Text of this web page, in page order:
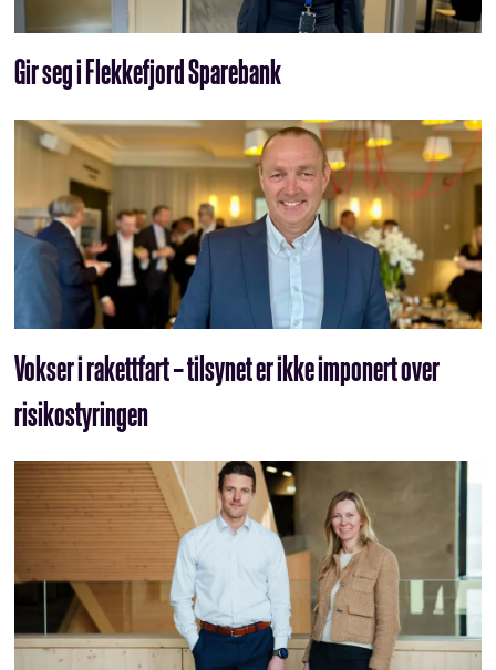
Gir seg i Flekkefjord Sparebank
Vokser i rakettfart – tilsynet er ikke imponert over
risikostyringen